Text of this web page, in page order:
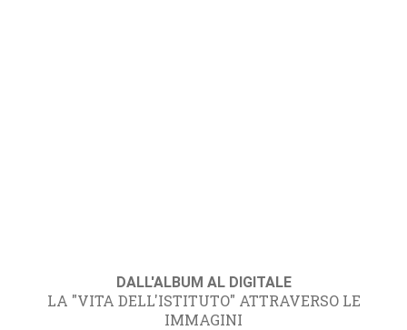
DALL'ALBUM AL DIGITALE
LA "VITA DELL'ISTITUTO" ATTRAVERSO LE
IMMAGINI